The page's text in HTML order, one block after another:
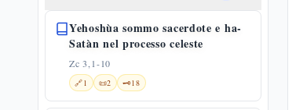
Yehoshùa sommo sacerdote e ha-
Satàn nel processo celeste
Zc 3,1-10
🔗1 📜2 🗝️18